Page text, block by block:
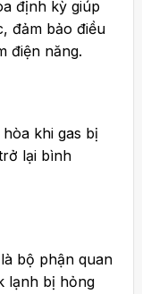
định kỳ giúp
đảm bảo điều
điện năng.
khi gas bị
lại bình
bộ phận quan
lạnh bị hỏng